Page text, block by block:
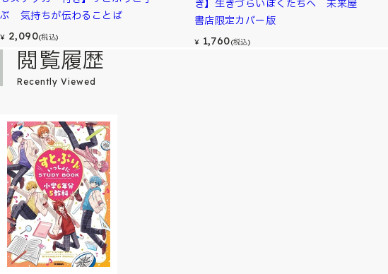
ぶ 気持ちが伝わることば
¥ 2,090(税込)
き】生きづらいぼくたちへ 未来屋
書店限定カバー版
¥ 1,760(税込)
閲覧履歴
Recently Viewed